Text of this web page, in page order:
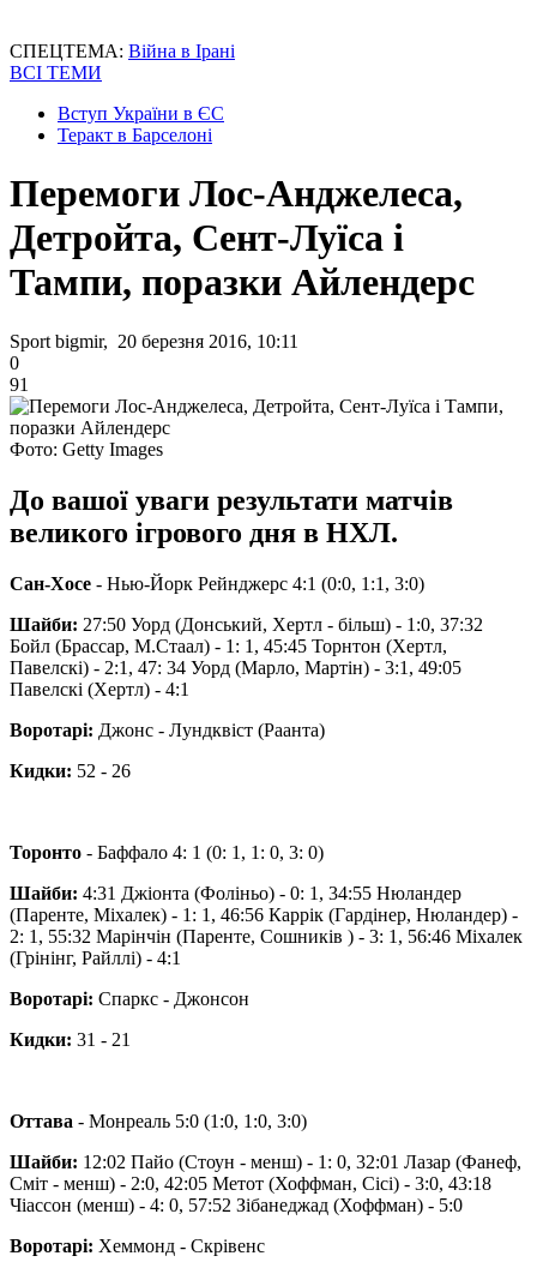
СПЕЦТЕМА: Війна в Ірані
ВСІ ТЕМИ
Вступ України в ЄС
Теракт в Барселоні
Перемоги Лос-Анджелеса,
Детройта, Сент-Луїса і
Тампи, поразки Айлендерс
Sport bigmir, 20 березня 2016, 10:11
0
91
Фото: Getty Images
До вашої уваги результати матчів
великого ігрового дня в НХЛ.
Сан-Хосе - Нью-Йорк Рейнджерс 4:1 (0:0, 1:1, 3:0)
Шайби: 27:50 Уорд (Донський, Хертл - більш) - 1:0, 37:32
Бойл (Брассар, М.Стаал) - 1: 1, 45:45 Торнтон (Хертл,
Павелскі) - 2:1, 47: 34 Уорд (Марло, Мартін) - 3:1, 49:05
Павелскі (Хертл) - 4:1
Воротарі: Джонс - Лундквіст (Раанта)
Кидки: 52 - 26
Торонто - Баффало 4: 1 (0: 1, 1: 0, 3: 0)
Шайби: 4:31 Джіонта (Фоліньо) - 0: 1, 34:55 Нюландер
(Паренте, Міхалек) - 1: 1, 46:56 Каррік (Гардінер, Нюландер) -
2: 1, 55:32 Марінчін (Паренте, Сошників ) - 3: 1, 56:46 Міхалек
(Грінінг, Райллі) - 4:1
Воротарі: Спаркс - Джонсон
Кидки: 31 - 21
Оттава - Монреаль 5:0 (1:0, 1:0, 3:0)
Шайби: 12:02 Пайо (Стоун - менш) - 1: 0, 32:01 Лазар (Фанеф,
Сміт - менш) - 2:0, 42:05 Метот (Хоффман, Сісі) - 3:0, 43:18
Чіассон (менш) - 4: 0, 57:52 Зібанеджад (Хоффман) - 5:0
Воротарі: Хеммонд - Скрівенс